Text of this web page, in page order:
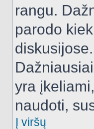
rangu.
parodo
yra
naudoti,
Į viršų